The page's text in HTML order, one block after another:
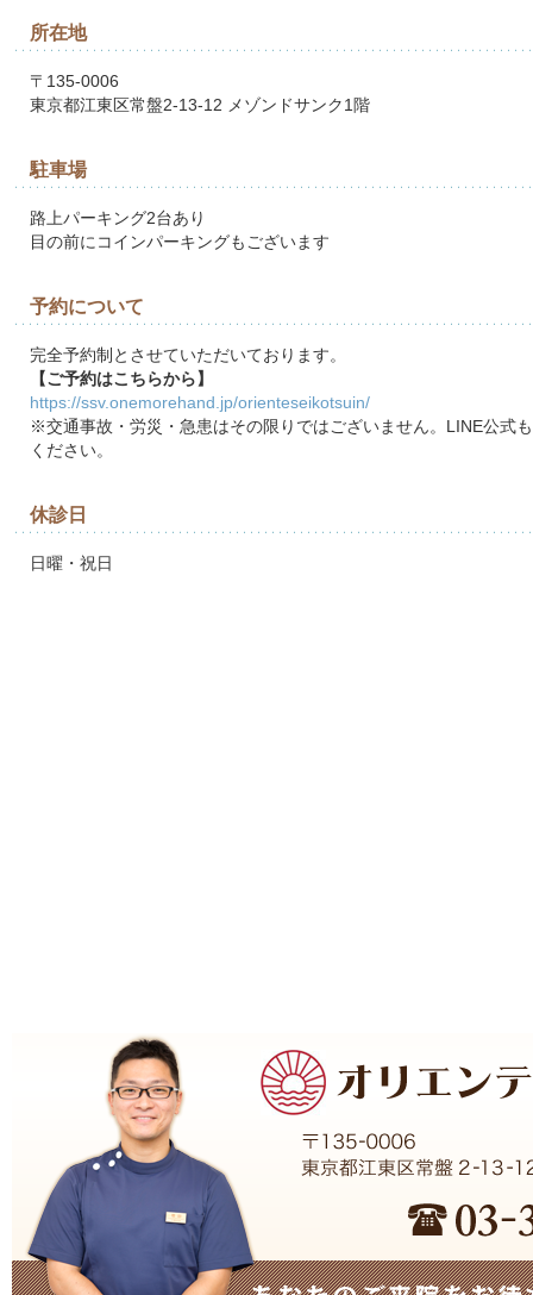
所在地
〒135-0006
東京都江東区常盤2-13-12 メゾンドサンク1階
駐車場
路上パーキング2台あり
目の前にコインパーキングもございます
予約について
完全予約制とさせていただいております。
【ご予約はこちらから】
https://ssv.onemorehand.jp/orienteseikotsuin/
※交通事故・労災・急患はその限りではございません。LINE公式
ください。
休診日
日曜・祝日